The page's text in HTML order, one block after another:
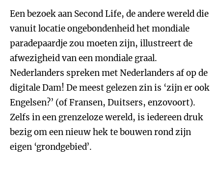
Een bezoek aan Second Life, de andere wereld die
vanuit locatie ongebondenheid het mondiale
paradepaardje zou moeten zijn, illustreert de
afwezigheid van een mondiale graal.
Nederlanders spreken met Nederlanders af op de
digitale Dam! De meest gelezen zin is ‘zijn er ook
Engelsen?’ (of Fransen, Duitsers, enzovoort).
Zelfs in een grenzeloze wereld, is iedereen druk
bezig om een nieuw hek te bouwen rond zijn
eigen ‘grondgebied’.